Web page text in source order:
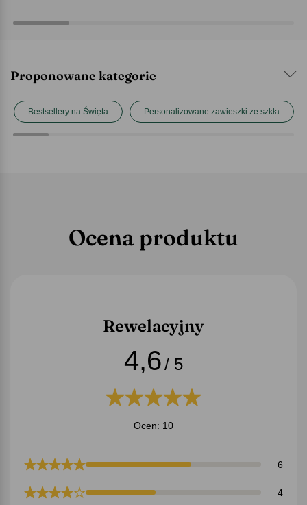
Proponowane kategorie
Bestsellery na Święta Personalizowane zawieszki ze szkła
Ocena produktu
Rewelacyjny
4,6/ 5
Ocen: 10
6
4